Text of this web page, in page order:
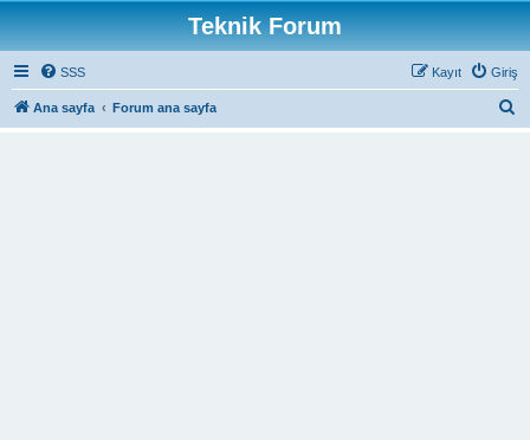
Teknik Forum
SSS Giriş
Kayıt
Ana sayfa Forum ana sayfa